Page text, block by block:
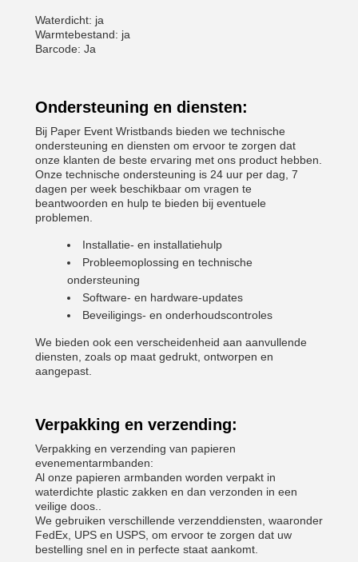
Waterdicht: ja
Warmtebestand: ja
Barcode: Ja
Ondersteuning en diensten:
Bij Paper Event Wristbands bieden we technische
ondersteuning en diensten om ervoor te zorgen dat
onze klanten de beste ervaring met ons product hebben.
Onze technische ondersteuning is 24 uur per dag, 7
dagen per week beschikbaar om vragen te
beantwoorden en hulp te bieden bij eventuele
problemen.
Installatie- en installatiehulp
Probleemoplossing en technische
ondersteuning
Software- en hardware-updates
Beveiligings- en onderhoudscontroles
We bieden ook een verscheidenheid aan aanvullende
diensten, zoals op maat gedrukt, ontworpen en
aangepast.
Verpakking en verzending:
Verpakking en verzending van papieren
evenementarmbanden:
Al onze papieren armbanden worden verpakt in
waterdichte plastic zakken en dan verzonden in een
veilige doos..
We gebruiken verschillende verzenddiensten, waaronder
FedEx, UPS en USPS, om ervoor te zorgen dat uw
bestelling snel en in perfecte staat aankomt.